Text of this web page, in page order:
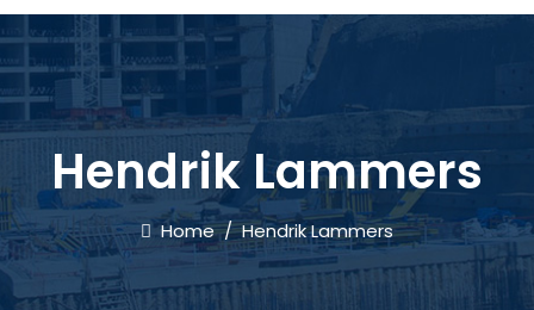
Hendrik Lammers
Home/Hendrik Lammers